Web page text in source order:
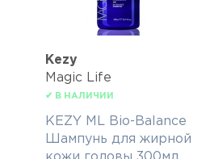
Kezy
Magic Life
✔ В НАЛИЧИИ
KEZY ML Bio-Balance
Шампунь для жирной